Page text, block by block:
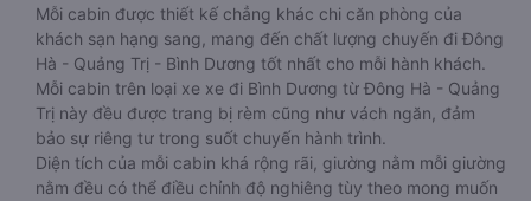
Mỗi cabin được thiết kế chẳng khác chi căn phòng của
khách sạn hạng sang, mang đến chất lượng chuyến đi Đông
Hà - Quảng Trị - Bình Dương tốt nhất cho mỗi hành khách.
Mỗi cabin trên loại xe xe đi Bình Dương từ Đông Hà - Quảng
Trị này đều được trang bị rèm cũng như vách ngăn, đảm
bảo sự riêng tư trong suốt chuyến hành trình.
Diện tích của mỗi cabin khá rộng rãi, giường nằm mỗi giường
nằm đều có thể điều chỉnh độ nghiêng tùy theo mong muốn